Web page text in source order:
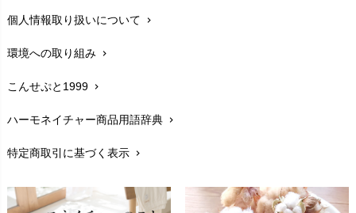
サイズ・寸法chevron_right
生地・素材chevron_right
お手入れについて
レビューを書こうchevron_right
返品交換chevron_right
FAXでのご注文
個人情報取り扱いについて chevron_right
環境への取り組み chevron_right
こんせぷと1999 chevron_right
ハーモネイチャー商品用語辞典 chevron_right
特定商取引に基づく表示 chevron_right